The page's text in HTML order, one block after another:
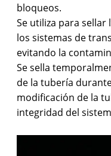
bloqueos.
Se utiliza para
los sistemas de
evitando la
Se sella
de la tubería
modificación de la
integridad del